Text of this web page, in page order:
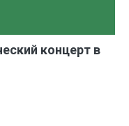
концерт в